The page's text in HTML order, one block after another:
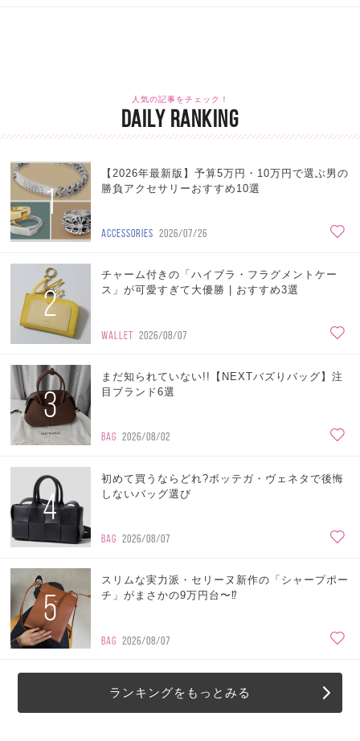
人気の記事をチェック！
DAILY RANKING
1
【2026年最新版】予算5万円・10万円で選ぶ男の
勝負アクセサリーおすすめ10選
ACCESSORIES 2026/07/26
2
チャーム付きの「ハイブラ・フラグメントケー
ス」が可愛すぎて大優勝 | おすすめ3選
WALLET 2026/08/07
3
まだ知られていない!!【NEXTバズりバッグ】注
目ブランド6選
BAG 2026/08/02
4
初めて買うならどれ?ボッテガ・ヴェネタで後悔
しないバッグ選び
BAG 2026/08/07
5
スリムな実力派・セリーヌ新作の「シャープポー
チ」がまさかの9万円台〜⁉
BAG 2026/08/07
ランキングをもっとみる